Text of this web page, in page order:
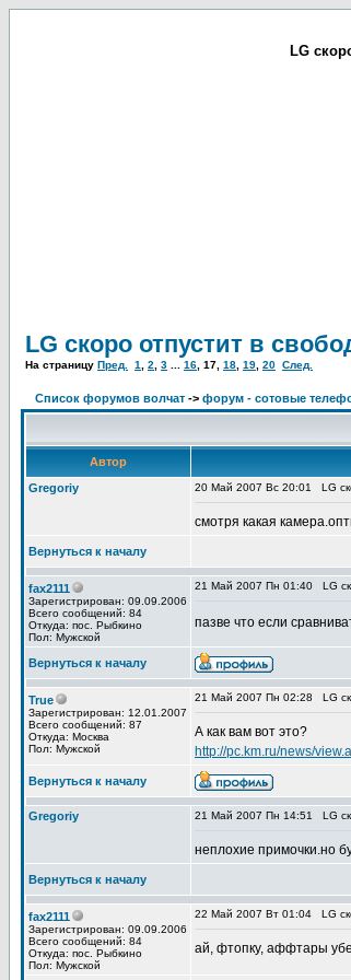
LG
LG скоро отпустит в
На страницу Пред. 1 2 3 16 17 18 19 20 След.
Список форумов волчат -> форум - сотовые
Автор
Gregoriy
20 Май 2007 Вс 20:01 LG
смотря какая
Вернуться к началу
fax2111
Зарегистрирован: 09.09.2006
Всего сообщений: 84
Откуда: пос. Рыбкино
Пол: Мужской
21 Май 2007 Пн 01:40 LG
пазве что если
Вернуться к началу
True
Зарегистрирован: 12.01.2007
Всего сообщений: 87
Откуда: Москва
Пол: Мужской
21 Май 2007 Пн 02:28 LG
А как вам вот это?
http://pc.km.ru/news/
Вернуться к началу
Gregoriy 21 Май 2007 Пн 14:51 LG
неплохие примочки.но
Вернуться к началу
fax2111
Зарегистрирован: 09.09.2006
Всего сообщений: 84
Откуда: пос. Рыбкино
Пол: Мужской
22 Май 2007 Вт 01:04 LG
ай, фтопку, аффтары